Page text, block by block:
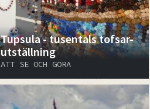
Tupsula - tusentals tofsar-
utställning
ATT SE OCH GÖRA